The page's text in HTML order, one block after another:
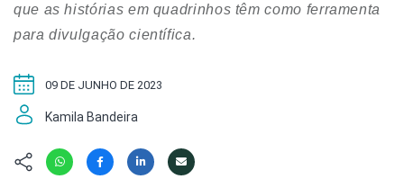
Kit
que as histórias em quadrinhos têm como ferramenta
para divulgação científica.
Kamila Bandeira
09 DE JUNHO DE 2023